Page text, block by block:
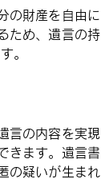
の財産を自由に
ため、遺言の持
。
言の内容を実現
きます。遺言書
の疑いが生まれ